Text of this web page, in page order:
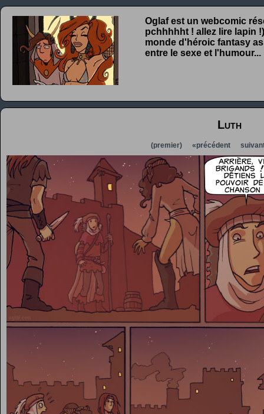
Oglaf est un webcomic
pchhhhht ! allez lire lapin
monde d'héroic fantasy
entre le sexe et l'humour...
Luth
(premier) «précédent